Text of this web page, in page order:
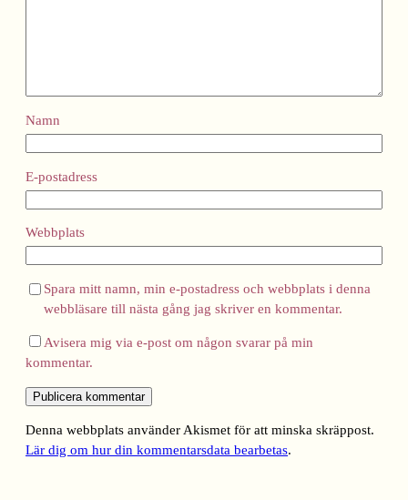
Namn
E-postadress
Webbplats
Spara mitt namn, min e-postadress och webbplats i denna
webbläsare till nästa gång jag skriver en kommentar.
Avisera mig via e-post om någon svarar på min
kommentar.
Denna webbplats använder Akismet för att minska skräppost.
Lär dig om hur din kommentarsdata bearbetas.